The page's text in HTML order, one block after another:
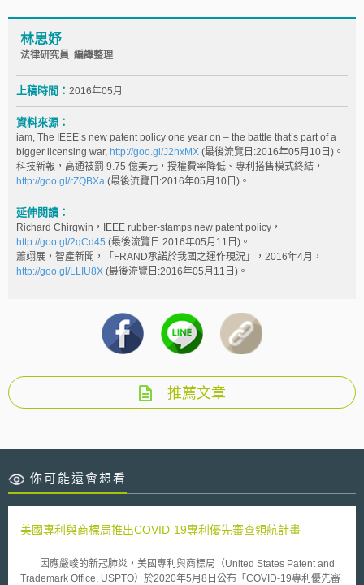
林思妤
法律研究員 編譯整理
上稿時間： 2016年05月
資料來源：
iam, The IEEE’s new patent policy one year on – the battle that’s part of a
bigger licensing war, http://goo.gl/J2hxMX (最後流覽日:2016年05月10日)。
科技新報，高通被罰 9.75 億美元，授權費率降低、專利搭售模式終結，
http://goo.gl/rZQBXa (最後流覽日:2016年05月10日)。
延伸閱讀：
Richard Chirgwin，IEEE rubber-stamps new patent policy，
http://goo.gl/2qCd45 (最後流覽日:2016年05月11日)。
蕭翊展，智產新聞，「FRAND承諾於我國之運作現況」，2016年4月，
http://goo.gl/LLIU8X (最後流覽日:2016年05月11日)。
推薦文章
你可能還會想看
美國專利與商標局推出COVID-19專利優先審查領航計畫
因應嚴峻的新冠肺炎，美國專利與商標局（United States Patent and
Trademark Office, USPTO）於2020年5月8日公布「COVID-19專利優先審